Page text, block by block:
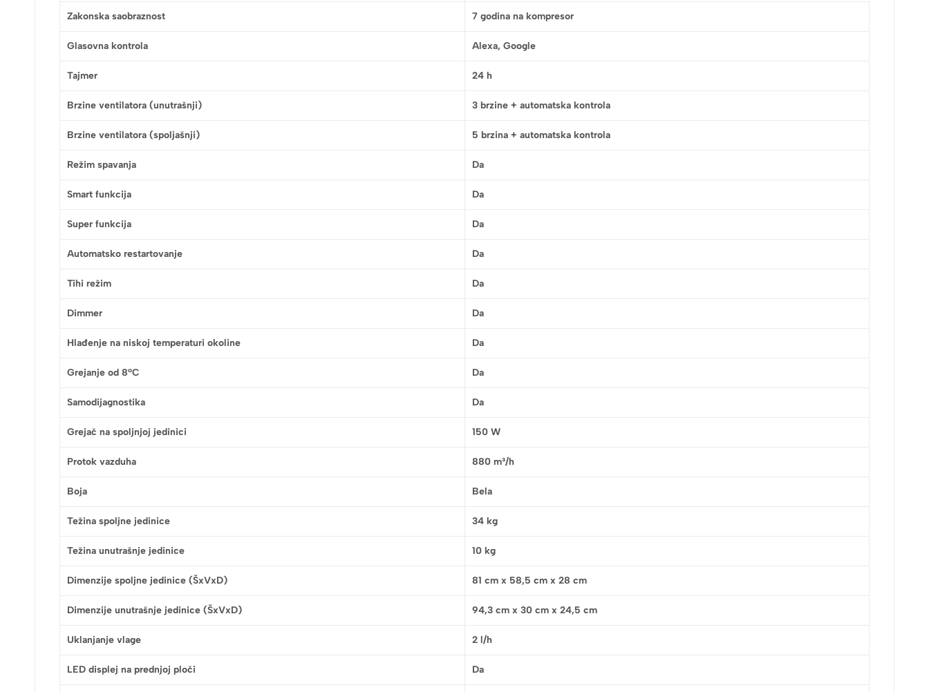
Zakonska saobraznost 7 godina na kompresor
Glasovna kontrola Alexa, Google
Tajmer 24 h
Brzine ventilatora (unutrašnji) 3 brzine + automatska kontrola
Brzine ventilatora (spoljašnji) 5 brzina + automatska kontrola
Režim spavanja Da
Smart funkcija Da
Super funkcija Da
Automatsko restartovanje Da
Tihi režim Da
Dimmer Da
Hlađenje na niskoj temperaturi okoline Da
Grejanje od 8°C Da
Samodijagnostika Da
Grejač na spoljnjoj jedinici 150 W
Protok vazduha 880 m³/h
Boja Bela
Težina spoljne jedinice 34 kg
Težina unutrašnje jedinice 10 kg
Dimenzije spoljne jedinice (ŠxVxD) 81 cm x 58,5 cm x 28 cm
Dimenzije unutrašnje jedinice (ŠxVxD) 94,3 cm x 30 cm x 24,5 cm
Uklanjanje vlage 2 l/h
LED displej na prednjoj ploči Da